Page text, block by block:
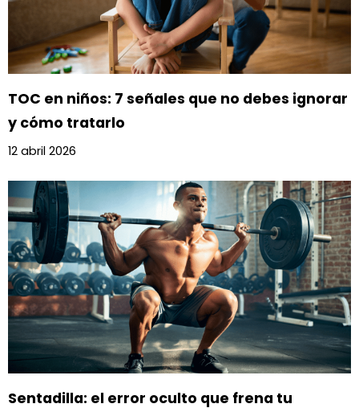
TOC en niños: 7 señales que no debes ignorar
y cómo tratarlo
12 abril 2026
Sentadilla: el error oculto que frena tu